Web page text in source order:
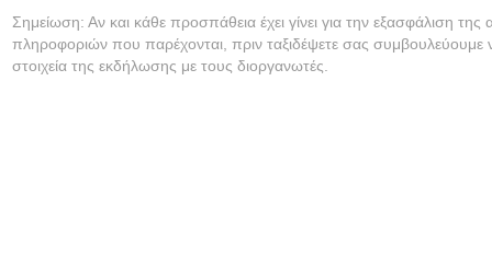
Σημείωση: Αν και κάθε προσπάθεια έχει γίνει για την εξασφάλιση της
πληροφοριών που παρέχονται, πριν ταξιδέψετε σας συμβουλεύουμε
στοιχεία της εκδήλωσης με τους διοργανωτές.